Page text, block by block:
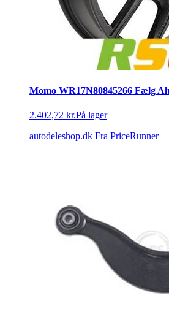
Momo WR17N80845266 Fælg
2.402,72 kr.På lager
autodeleshop.dk Fra PriceRunner